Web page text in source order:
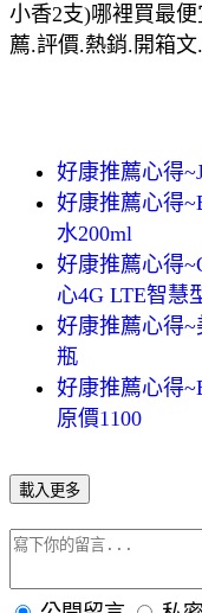
小香2支)哪裡買最
薦.評價.熱銷.開箱
好康推薦心得
好康推薦心得
水200ml
好康推薦心得
心4G LTE智慧
好康推薦心得~
瓶
好康推薦心得
原價1100
載入更多